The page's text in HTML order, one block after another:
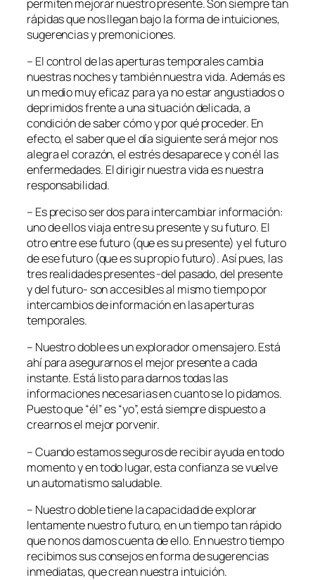
permiten mejorar nuestro presente. Son siempre tan
rápidas que nos llegan bajo la forma de intuiciones,
sugerencias y premoniciones.
– El control de las aperturas temporales cambia
nuestras noches y también nuestra vida. Además es
un medio muy eficaz para ya no estar angustiados o
deprimidos frente a una situación delicada, a
condición de saber cómo y por qué proceder. En
efecto, el saber que el día siguiente será mejor nos
alegra el corazón, el estrés desaparece y con él las
enfermedades. El dirigir nuestra vida es nuestra
responsabilidad.
– Es preciso ser dos para intercambiar información:
uno de ellos viaja entre su presente y su futuro. El
otro entre ese futuro (que es su presente) y el futuro
de ese futuro (que es su propio futuro). Así pues, las
tres realidades presentes -del pasado, del presente
y del futuro- son accesibles al mismo tiempo por
intercambios de información en las aperturas
temporales.
– Nuestro doble es un explorador o mensajero. Está
ahí para asegurarnos el mejor presente a cada
instante. Está listo para darnos todas las
informaciones necesarias en cuanto se lo pidamos.
Puesto que “él” es “yo”, está siempre dispuesto a
crearnos el mejor porvenir.
– Cuando estamos seguros de recibir ayuda en todo
momento y en todo lugar, esta confianza se vuelve
un automatismo saludable.
– Nuestro doble tiene la capacidad de explorar
lentamente nuestro futuro, en un tiempo tan rápido
que no nos damos cuenta de ello. En nuestro tiempo
recibimos sus consejos en forma de sugerencias
inmediatas, que crean nuestra intuición.